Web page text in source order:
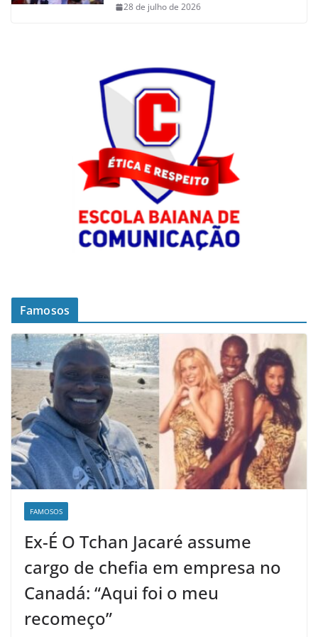
28 de julho de 2026
Famosos
FAMOSOS
Ex-É O Tchan Jacaré assume
cargo de chefia em empresa no
Canadá: “Aqui foi o meu
recomeço”